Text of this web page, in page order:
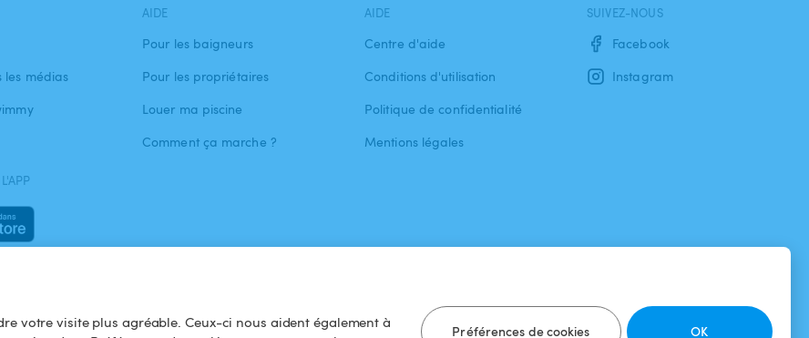
votre visite plus agréable. Ceux-ci nous aident également à
Préférences de cookies OK
les médias
AIDE
Pour les baigneurs
Pour les propriétaires
Louer ma piscine
Comment ça marche ?
AIDE
Centre d'aide
Conditions d'utilisation
Politique de confidentialité
Mentions légales
SUIVEZ-NOUS
Facebook
Instagram